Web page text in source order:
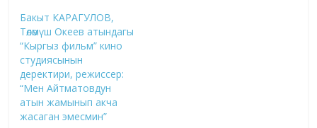
"Кыргызфильмдин"
мурдагы жетекчиси
белгилүү режиссёр
Бакыт Карагулов
кызматынан кеткенден
кийин ошол эле
"Кыргызфильмде"
иштеген режиссёр
Бакыт КАРАГУЛОВ,
Төлөмүш Океев атындагы
“Кыргыз фильм” кино
студиясынын
деректири, режиссер:
“Мен Айтматовдун
атын жамынып акча
жасаган эмесмин”